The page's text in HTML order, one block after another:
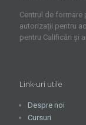
Centrul de
autorizații pentru
pentru Calificări și
Link-uri utile
Despre noi
Cursuri